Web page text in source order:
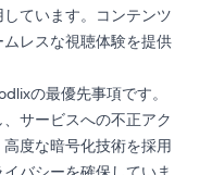
ています。コンテンツ
レスな視聴体験を提供
の最優先事項です。
サービスへの不正アク
度な暗号化技術を採用